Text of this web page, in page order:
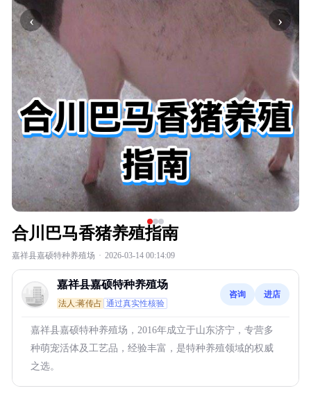
‹ ›
合川巴马香猪养殖指南
嘉祥县嘉硕特种养殖场 · 2026-03-14 00:14:09
嘉祥县嘉硕特种养殖场
法人:蒋传占 通过真实性核验
咨询 进店
嘉祥县嘉硕特种养殖场，2016年成立于山东济宁，专营多
种萌宠活体及工艺品，经验丰富，是特种养殖领域的权威
之选。